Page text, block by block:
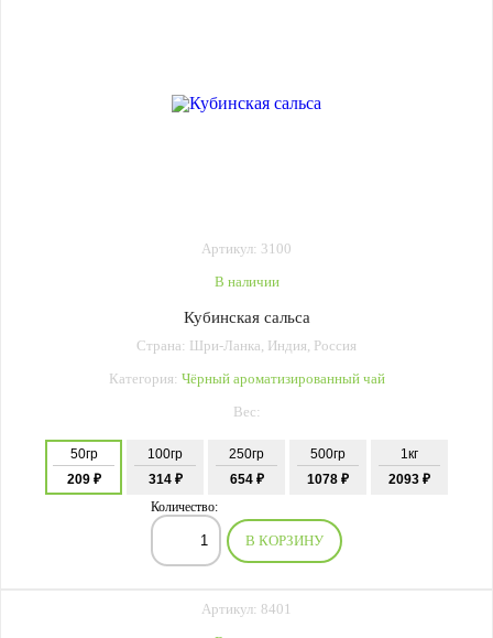
Артикул: 3100
В наличии
Кубинская сальса
Страна: Шри-Ланка, Индия, Россия
Категория: Чёрный ароматизированный чай
Вес:
50гр
209 ₽
100гр
314 ₽
250гр
654 ₽
500гр
1078 ₽
1кг
2093 ₽
Количество:
В КОРЗИНУ
Артикул: 8401